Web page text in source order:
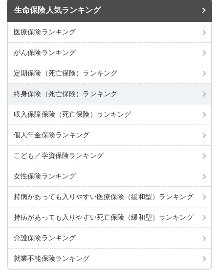
生命保険人気ランキング
医療保険ランキング
がん保険ランキング
定期保険（死亡保険） ランキング
終身保険（死亡保険） ランキング
収入保障保険（死亡保険） ランキング
個人年金保険ランキング
こども／学資保険ランキング
女性保険ランキング
持病があっても入りやすい医療保険（緩和型）ランキング
持病があっても入りやすい死亡保険（緩和型）ランキング
介護保険ランキング
就業不能保険ランキング